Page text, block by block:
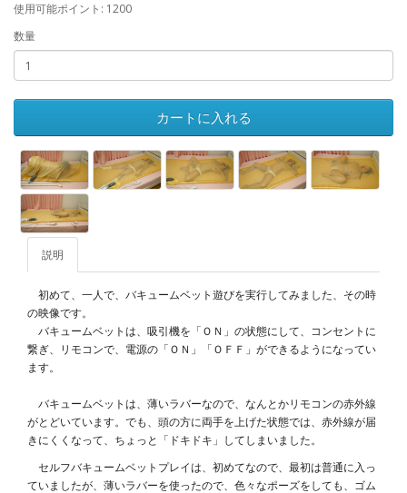
使用可能ポイント: 1200
数量
カートに入れる
説明
初めて、一人で、バキュームベット遊びを実行してみました、その時
の映像です。
バキュームベットは、吸引機を「ＯＮ」の状態にして、コンセントに
繋ぎ、リモコンで、電源の「ＯＮ」「ＯＦＦ」ができるようになってい
ます。
バキュームベットは、薄いラバーなので、なんとかリモコンの赤外線
がとどいています。でも、頭の方に両手を上げた状態では、赤外線が届
きにくくなって、ちょっと「ドキドキ」してしまいました。
セルフバキュームベットプレイは、初めてなので、最初は普通に入っ
ていましたが、薄いラバーを使ったので、色々なポーズをしても、ゴム